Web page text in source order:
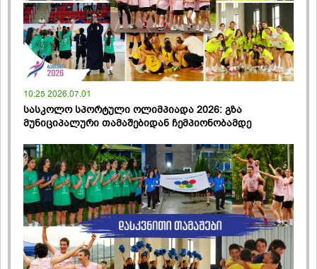
10:25 2026.07.01
სასკოლო სპორტული ოლიმპიადა 2026: გზა
მუნიციპალური თამაშებიდან ჩემპიონობამდე